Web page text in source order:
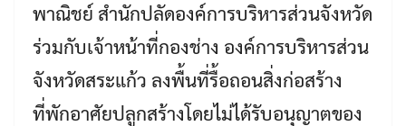
พาณิชย์ สำนักปลัดองค์การบริหารส่วนจังหวัด
ร่วมกับเจ้าหน้าที่กองช่าง องค์การบริหารส่วน
จังหวัดสระแก้ว ลงพื้นที่รื้อถอนสิ่งก่อสร้าง
ที่พักอาศัยปลูกสร้างโดยไม่ได้รับอนุญาตของ